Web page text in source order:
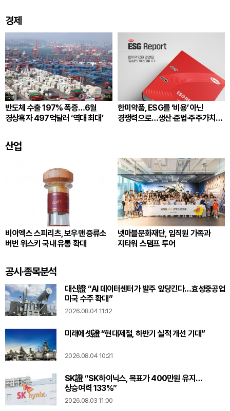
경제
반도체 수출 197% 폭증…6월
경상흑자 497억달러 ‘역대 최대’
한미약품, ESG를 ‘비용’ 아닌
경쟁력으로…생산·준법·주주가치
산업
비이엑스 스피리츠, 보우맨 증류소
버번 위스키 국내 유통 확대
넷마블문화재단, 임직원 가족과
지타워 스탬프 투어
공시·종목분석
대신證 “AI 데이터센터가 발주 앞당긴다…효성중공업
미국 수주 확대”
2026.08.04 11:12
미래에셋證 “현대제철, 하반기 실적 개선 기대”
2026.08.04 10:21
SK證 “SK하이닉스, 목표가 400만원 유지…
상승여력 133%”
2026.08.03 11:00